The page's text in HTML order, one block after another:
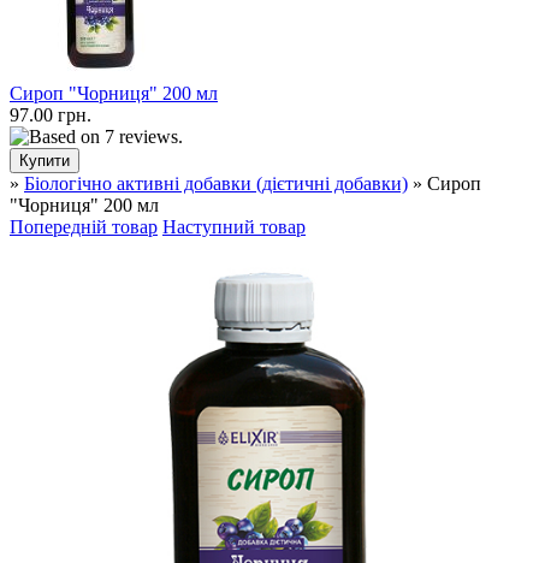
Сироп "Чорниця" 200 мл
97.00 грн.
» Біологічно активні добавки (дієтичні добавки) » Сироп
"Чорниця" 200 мл
Попередній товар Наступний товар